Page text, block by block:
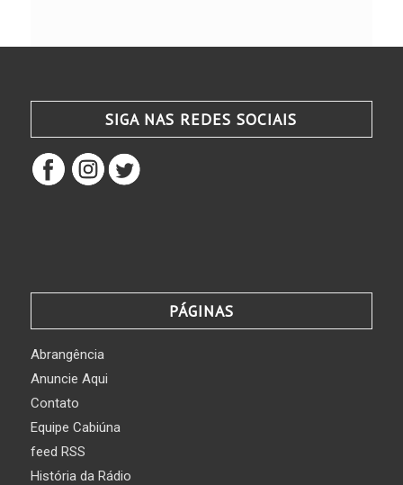
SIGA NAS REDES SOCIAIS
PÁGINAS
Abrangência
Anuncie Aqui
Contato
Equipe Cabiúna
feed RSS
História da Rádio